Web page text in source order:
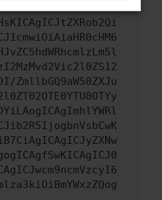
ZmllbGQ9aW50ZXJu